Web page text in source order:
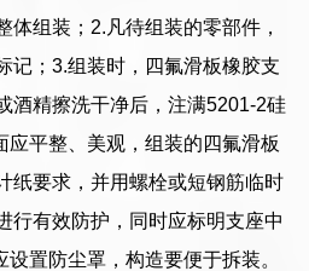
体组装；2.凡待组装的零部件，
记；3.组装时，四氟滑板橡胶支
酒精擦洗干净后，注满5201-2硅
应平整、美观，组装的四氟滑板
纸要求，并用螺栓或短钢筋临时
行有效防护，同时应标明支座中
置防尘罩，构造要便于拆装。